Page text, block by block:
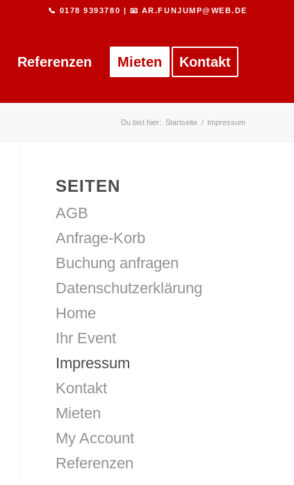
📞 0178 9393780 | 📧 AR.FUNJUMP@WEB.DE
Referenzen Mieten Kontakt
Du bist hier: Startseite / Impressum
SEITEN
AGB
Anfrage-Korb
Buchung anfragen
Datenschutz­erklärung
Home
Ihr Event
Impressum
Kontakt
Mieten
My Account
Referenzen